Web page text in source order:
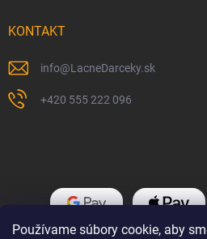
Používame súbory cookie, aby
KONTAKT
info@LacneDarceky.sk
+420 555 222 096